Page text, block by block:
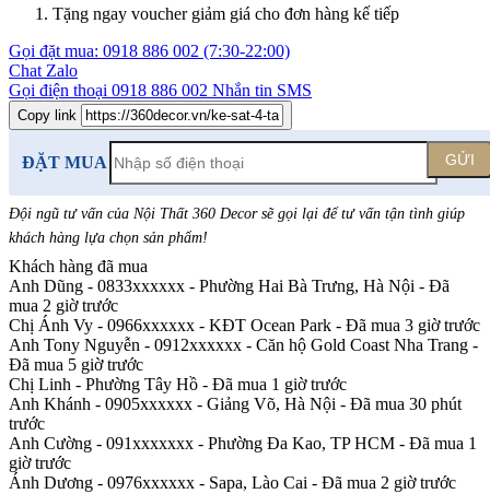
Tặng ngay voucher giảm giá cho đơn hàng kế tiếp
Gọi đặt mua: 0918 886 002 (7:30-22:00)
Chat Zalo
Gọi điện thoại 0918 886 002 Nhắn tin SMS
Copy link
ĐẶT MUA GỬI
Đội ngũ tư vấn của Nội Thất 360 Decor sẽ gọi lại để tư vấn tận tình giúp
khách hàng lựa chọn sản phẩm!
Khách hàng đã mua
Anh Dũng - 0833xxxxxx - Phường Hai Bà Trưng, Hà Nội - Đã
mua 2 giờ trước
Chị Ánh Vy - 0966xxxxxx - KĐT Ocean Park - Đã mua 3 giờ trước
Anh Tony Nguyễn - 0912xxxxxx - Căn hộ Gold Coast Nha Trang -
Đã mua 5 giờ trước
Chị Linh - Phường Tây Hồ - Đã mua 1 giờ trước
Anh Khánh - 0905xxxxxx - Giảng Võ, Hà Nội - Đã mua 30 phút
trước
Anh Cường - 091xxxxxxx - Phường Đa Kao, TP HCM - Đã mua 1
giờ trước
Ánh Dương - 0976xxxxxx - Sapa, Lào Cai - Đã mua 2 giờ trước